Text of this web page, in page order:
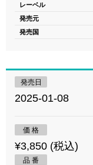
レーベル
発売元
発売国
発売日
2025-01-08
価 格
¥3,850 (税込)
品 番